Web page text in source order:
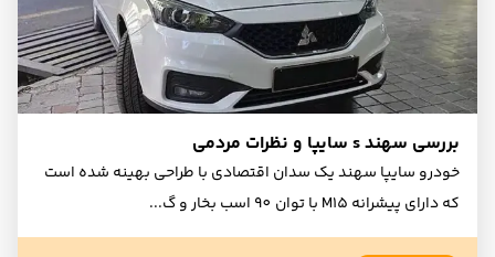
بررسی سهند s سایپا و نظرات مردمی
خودرو سایپا سهند یک سدان اقتصادی با طراحی بهینه شده است
که دارای پیشرانه M15 با توان 90 اسب بخار و گ
...